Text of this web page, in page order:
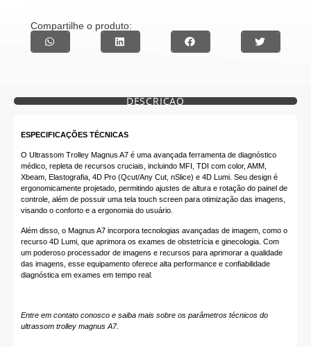
Compartilhe o produto:
DESCRIÇÃO
ESPECIFICAÇÕES TÉCNICAS
O Ultrassom Trolley Magnus A7 é uma avançada ferramenta de diagnóstico
médico, repleta de recursos cruciais, incluindo MFI, TDI com color, AMM,
Xbeam, Elastografia, 4D Pro (Qcut/Any Cut, nSlice) e 4D Lumi. Seu design é
ergonomicamente projetado, permitindo ajustes de altura e rotação do painel de
controle, além de possuir uma tela touch screen para otimização das imagens,
visando o conforto e a ergonomia do usuário.
Além disso, o Magnus A7 incorpora tecnologias avançadas de imagem, como o
recurso 4D Lumi, que aprimora os exames de obstetrícia e ginecologia. Com
um poderoso processador de imagens e recursos para aprimorar a qualidade
das imagens, esse equipamento oferece alta performance e confiabilidade
diagnóstica em exames em tempo real.
Entre em contato conosco e saiba mais sobre os parâmetros técnicos do
ultrassom trolley magnus A7.